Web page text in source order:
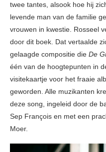
twee tantes, alsook hoe hij
levende man van de familie
vrouwen in kwestie. Rosseel
door dit boek. Dat vertaalde
gelaagde compositie die De
één van de hoogtepunten in
visitekaartje voor het fraaie
geworden. Alle muzikanten
deze song, ingeleid door de
Sep François en met een
Moer.